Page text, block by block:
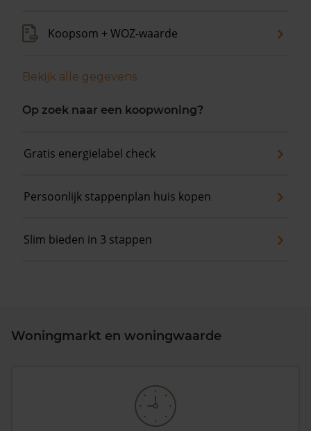
Koopsom + WOZ-waarde
Bekijk alle gegevens
Op zoek naar een koopwoning?
Gratis energielabel check
Persoonlijk stappenplan huis kopen
Slim bieden in 3 stappen
Woningmarkt en woningwaarde